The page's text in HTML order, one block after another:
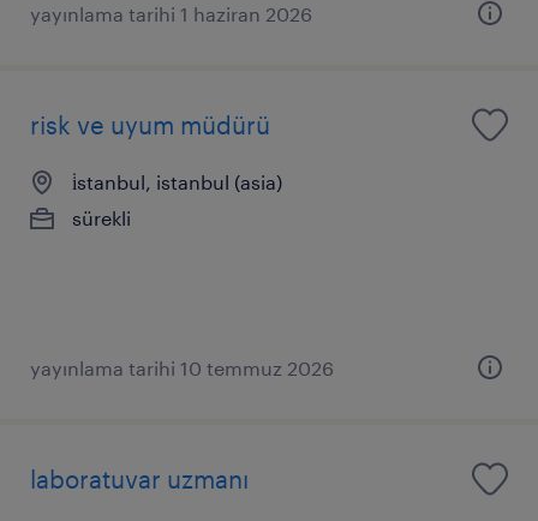
yayınlama tarihi 1 haziran 2026
risk ve uyum müdürü
i̇stanbul, istanbul (asia)
sürekli
yayınlama tarihi 10 temmuz 2026
laboratuvar uzmanı